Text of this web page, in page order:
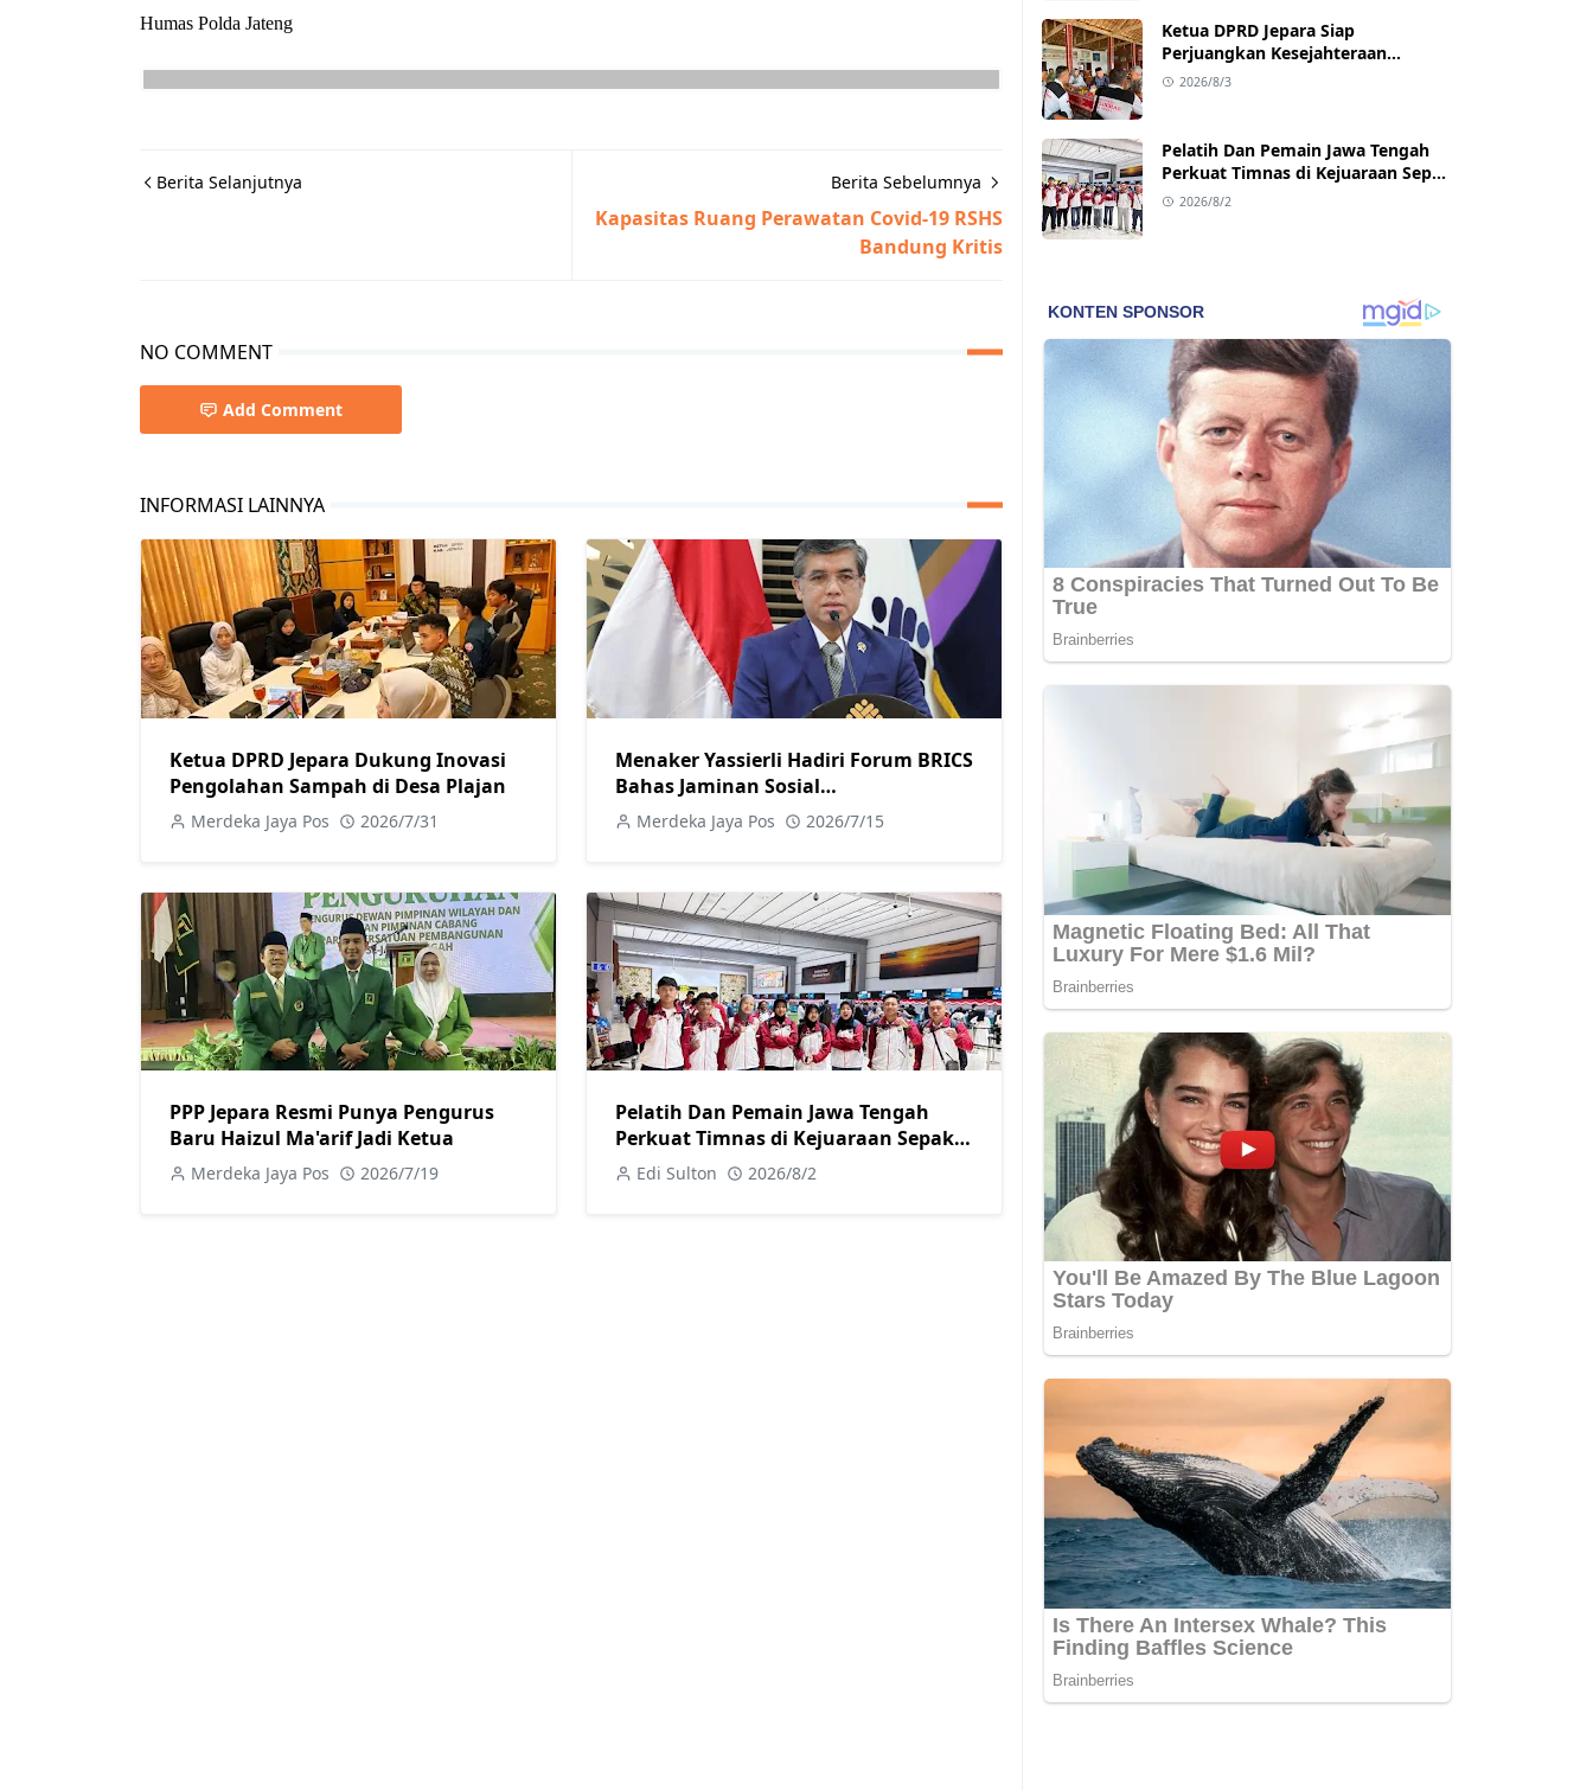
Humas Polda Jateng
Berita Selanjutnya Berita Sebelumnya
Kapasitas Ruang Perawatan Covid-19 RSHS
Bandung Kritis
NO COMMENT
Add Comment
INFORMASI LAINNYA
Ketua DPRD Jepara Dukung Inovasi
Pengolahan Sampah di Desa Plajan
Merdeka Jaya Pos 2026/7/31
Menaker Yassierli Hadiri Forum BRICS
Bahas Jaminan Sosial
Pengembangan Keterampilan dan
Dunia Kerja Digital
Merdeka Jaya Pos 2026/7/15
PPP Jepara Resmi Punya Pengurus
Baru Haizul Ma'arif Jadi Ketua
Merdeka Jaya Pos 2026/7/19
Pelatih Dan Pemain Jawa Tengah
Perkuat Timnas di Kejuaraan Sepak
takraw Internasional
Edi Sulton 2026/8/2
Ketua DPRD Jepara Siap
Perjuangkan Kesejahteraan
Satlinmas Jepara
2026/8/3
Pelatih Dan Pemain Jawa Tengah
Perkuat Timnas di Kejuaraan Sepak
takraw Internasional
2026/8/2